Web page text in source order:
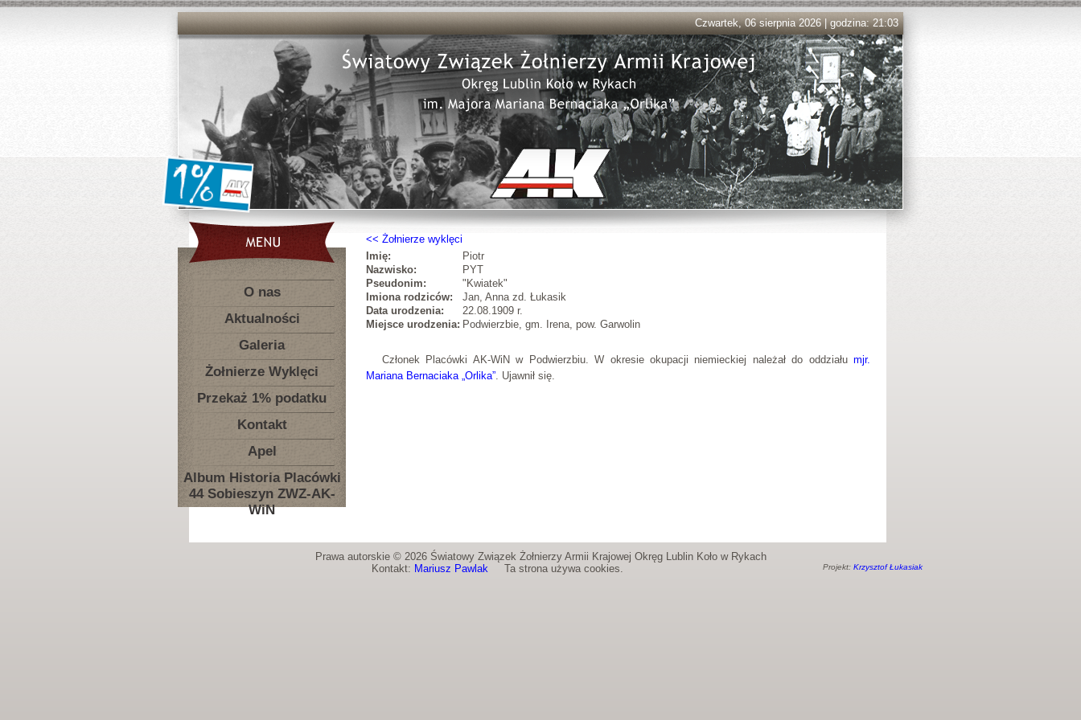
Czwartek, 06 sierpnia 2026 | godzina: 21:03
O nas
Aktualności
Galeria
Żołnierze Wyklęci
Przekaż 1% podatku
Kontakt
Apel
Album Historia Placówki
44 Sobieszyn ZWZ-AK-
WiN
Żołnierze wyklęci
Imię:
Piotr
Nazwisko:
PYT
Pseudonim:
"Kwiatek"
Imiona rodziców:
Jan, Anna zd. Łukasik
Data urodzenia:
22.08.1909 r.
Miejsce urodzenia: Podwierzbie, gm. Irena, pow. Garwolin
Członek Placówki AK-WiN w Podwierzbiu. W okresie okupacji niemieckiej należał do oddziału mjr.
Mariana Bernaciaka „Orlika”. Ujawnił się.
Prawa autorskie © 2026 Światowy Związek Żołnierzy Armii Krajowej Okręg Lublin Koło w Rykach
Kontakt: Mariusz PawlakTa strona używa cookies. Projekt: Krzysztof Łukasiak